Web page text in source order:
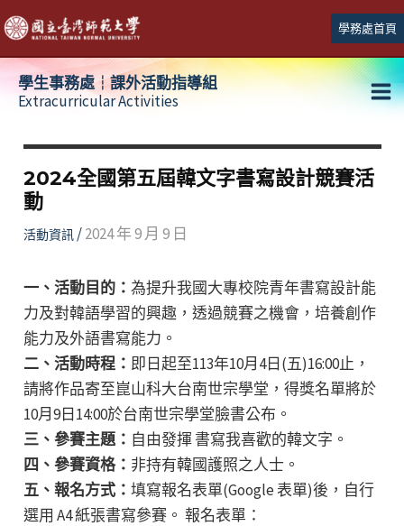
跳
至
主
學務處首頁
學生事務處┆課外活動指導組
Extracurricular Activities
2024全國第五屆韓文字書寫設計競賽活
動
活動資訊/2024 年 9 月 9 日
一、活動目的： 為提升我國大專校院青年書寫設計能
力及對韓語學習的興趣，透過競賽之機會，培養創作
能力及外語書寫能力。
二、活動時程： 即日起至113年10月4日(五)16:00止，
請將作品寄至崑山科大台南世宗學堂，得獎名單將於
10月9日14:00於台南世宗學堂臉書公布。
三、參賽主題： 自由發揮 書寫我喜歡的韓文字。
四、參賽資格： 非持有韓國護照之人士。
五、報名方式： 填寫報名表單(Google 表單)後，自行
選用 A4 紙張書寫參賽。 報名表單：